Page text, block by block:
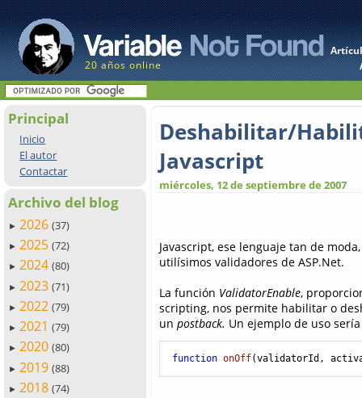
20 años online
Principal
Inicio
El autor
Contactar
Archivo del blog
► 2026 (37)
► 2025 (72)
► 2024 (80)
► 2023 (71)
► 2022 (79)
► 2021 (79)
► 2020 (80)
► 2019 (88)
► 2018 (74)
Deshabilitar/
Javascript
miércoles, 12 de septiembre de 2007
Javascript, ese lenguaje tan de
utilísimos validadores de ASP.Net.
La función ValidatorEnable,
scripting, nos permite habilitar o
un postback. Un ejemplo de uso
function onOff(validatorId,